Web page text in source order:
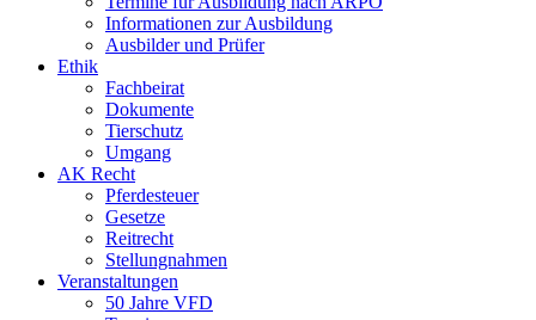
Informationen zur Ausbildung
Ausbilder und Prüfer
Ethik
Fachbeirat
Dokumente
Tierschutz
Umgang
AK Recht
Pferdesteuer
Gesetze
Reitrecht
Stellungnahmen
Veranstaltungen
50 Jahre VFD